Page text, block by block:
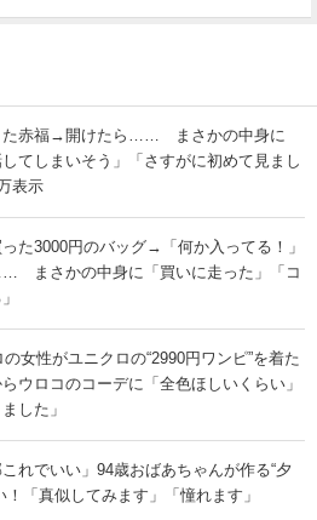
た赤福→開けたら…… まさかの中身に
してしまいそう」「さすがに初めて見まし
表示
た3000円のバッグ→「何か入ってる！」
まさかの中身に「買いに走った」「コ
女性がユニクロの“2990円ワンピ”を着た
ロコのコーデに「全色ほしいくらい」
した」
これでいい」94歳おばあちゃんが作る“夕
！「真似してみます」「憧れます」